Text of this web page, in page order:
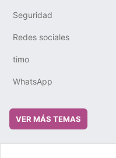
Seguridad
Redes sociales
timo
WhatsApp
VER MÁS TEMAS